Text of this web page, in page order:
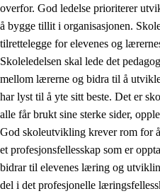
overfor. God ledelse prioriterer
å bygge tillit i organisasjonen.
tilrettelegge for elevenes og
Skoleledelsen skal lede det
mellom lærerne og bidra til å
har lyst til å yte sitt beste. Det er
alle får brukt sine sterke sider,
God skoleutvikling krever rom for
et profesjonsfellesskap som er
bidrar til elevenes læring og
del i det profesjonelle